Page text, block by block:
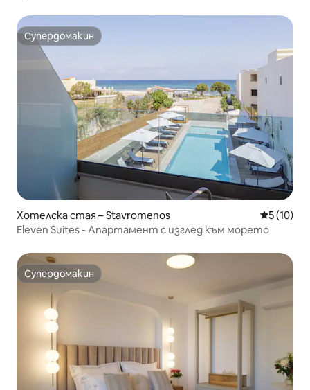
Супердомакин
Супердомакин
Хотелска стая – Stavromenos Средна
5 (10)
Eleven Suites - Апартамент с изглед към морето
Супердомакин
Супердомакин